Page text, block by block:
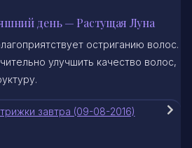
день — Растущая Луна
остриганию волос.
улучшить качество волос,
завтра (09-08-2016)